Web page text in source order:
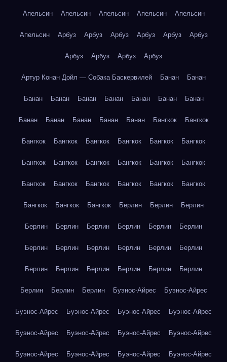
Апельсин Апельсин Апельсин Апельсин Апельсин
Апельсин Арбуз Арбуз Арбуз Арбуз Арбуз Арбуз
Арбуз Арбуз Арбуз Арбуз
Артур Конан Дойл — Собака Баскервилей Банан Банан
Банан Банан Банан Банан Банан Банан Банан
Банан Банан Банан Банан Банан Бангкок Бангкок
Бангкок Бангкок Бангкок Бангкок Бангкок Бангкок
Бангкок Бангкок Бангкок Бангкок Бангкок Бангкок
Бангкок Бангкок Бангкок Бангкок Бангкок Бангкок
Бангкок Бангкок Бангкок Берлин Берлин Берлин
Берлин Берлин Берлин Берлин Берлин Берлин
Берлин Берлин Берлин Берлин Берлин Берлин
Берлин Берлин Берлин Берлин Берлин Берлин
Берлин Берлин Берлин Буэнос-Айрес Буэнос-Айрес
Буэнос-Айрес Буэнос-Айрес Буэнос-Айрес Буэнос-Айрес
Буэнос-Айрес Буэнос-Айрес Буэнос-Айрес Буэнос-Айрес
Буэнос-Айрес Буэнос-Айрес Буэнос-Айрес Буэнос-Айрес